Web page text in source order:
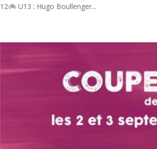
12🚲 U13 : Hugo Boullenger...